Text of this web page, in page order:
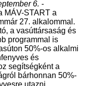
6. -
MÁV-START a
27. alkalommal.
a vasúttársaság és
programmal is
50%-os alkalmi
és
segítségként a
bárhonnan 50%-
utazni.